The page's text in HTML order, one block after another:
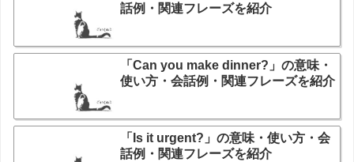
話例・関連フレーズを紹介
「Can you make dinner?」の意味・
使い方・会話例・関連フレーズを紹介
「Is it urgent?」の意味・使い方・会
話例・関連フレーズを紹介